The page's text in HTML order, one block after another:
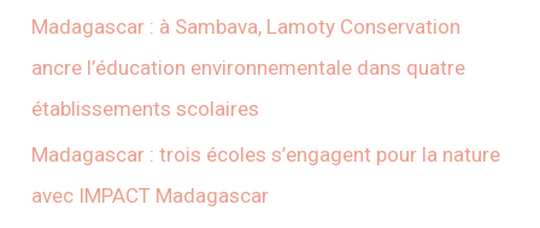
Madagascar : à Sambava, Lamoty Conservation
ancre l’éducation environnementale dans quatre
établissements scolaires
Madagascar : trois écoles s’engagent pour la nature
avec IMPACT Madagascar